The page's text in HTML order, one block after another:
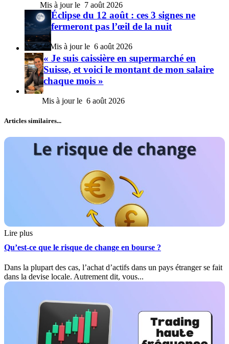
7 août 2026
Éclipse du 12 août : ces 3 signes ne
fermeront pas l’œil de la nuit
6 août 2026
« Je suis caissière en supermarché en
Suisse, et voici le montant de mon salaire
chaque mois »
6 août 2026
Articles similaires...
Lire plus
Qu’est-ce que le risque de change en bourse ?
Dans la plupart des cas, l’achat d’actifs dans un pays étranger se fait
dans la devise locale. Autrement dit, vous...